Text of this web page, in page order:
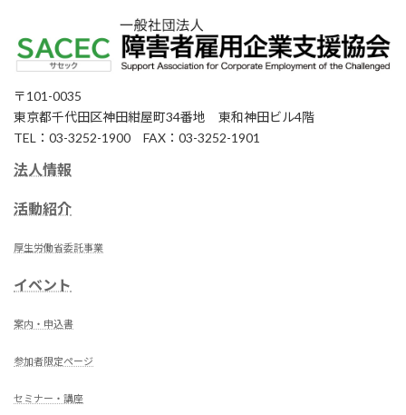
〒101-0035
東京都千代田区神田紺屋町34番地 東和神田ビル4階
TEL：03-3252-1900 FAX：03-3252-1901
法人情報
活動紹介
厚生労働省委託事業
イベント
案内・申込書
参加者限定ページ
セミナー・講座